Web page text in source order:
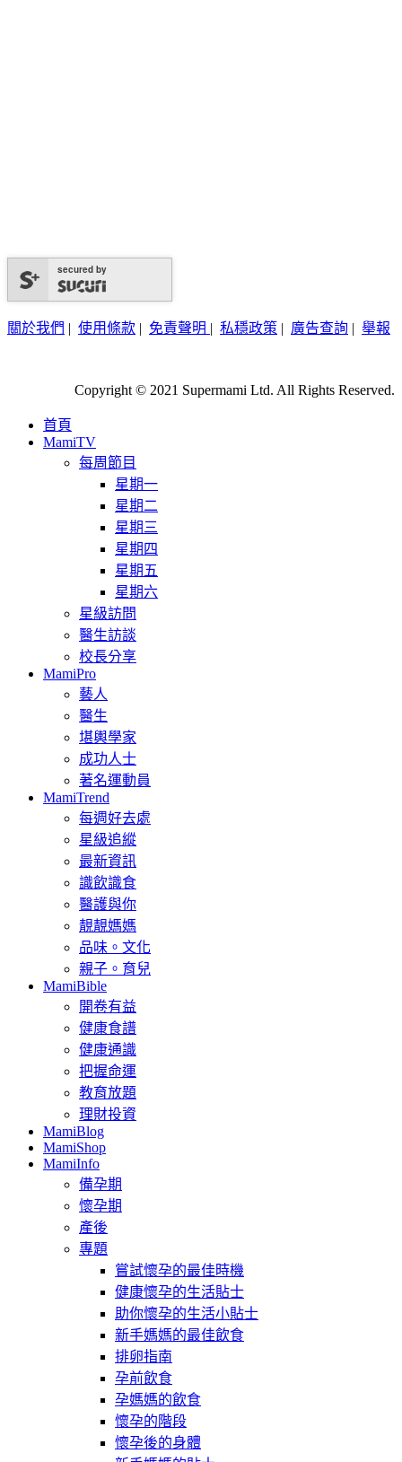
secured by
關於我們 | 使用條款 | 免責聲明 | 私穩政策 | 廣告查詢 | 舉報
Copyright © 2021 Supermami Ltd. All Rights Reserved.
首頁
MamiTV
每周節目
星期一
星期二
星期三
星期四
星期五
星期六
星級訪問
醫生訪談
校長分享
MamiPro
藝人
醫生
堪輿學家
成功人士
著名運動員
MamiTrend
每週好去處
星級追縱
最新資訊
識飲識食
醫護與你
靚靚媽媽
品味。文化
親子。育兒
MamiBible
開卷有益
健康食譜
健康通識
把握命運
教育放題
理財投資
MamiBlog
MamiShop
MamiInfo
備孕期
懷孕期
產後
專題
嘗試懷孕的最佳時機
健康懷孕的生活貼士
助你懷孕的生活小貼士
新手媽媽的最佳飲食
排卵指南
孕前飲食
孕媽媽的飲食
懷孕的階段
懷孕後的身體